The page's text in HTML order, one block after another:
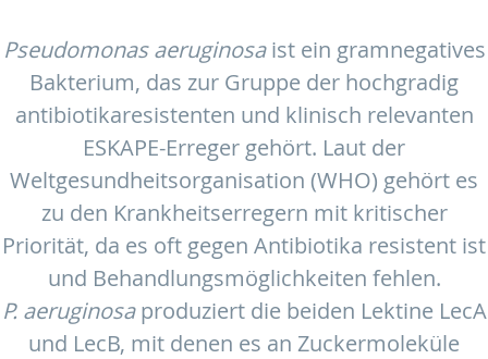
Pseudomonas aeruginosaist ein gramnegatives
Bakterium, das zur Gruppe der hochgradig
antibiotikaresistenten und klinisch relevanten
ESKAPE-Erreger gehört. Laut der
Weltgesundheitsorganisation (WHO) gehört es
zu den Krankheitserregern mit kritischer
Priorität, da es oft gegen Antibiotika resistent ist
und Behandlungsmöglichkeiten fehlen.
P. aeruginosaproduziert die beiden Lektine LecA
und LecB, mit denen es an Zuckermoleküle